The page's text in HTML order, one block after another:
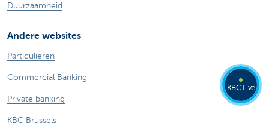
Duurzaamheid
Andere websites
Particulieren
Commercial Banking
Private banking
KBC Brussels
KBC Live